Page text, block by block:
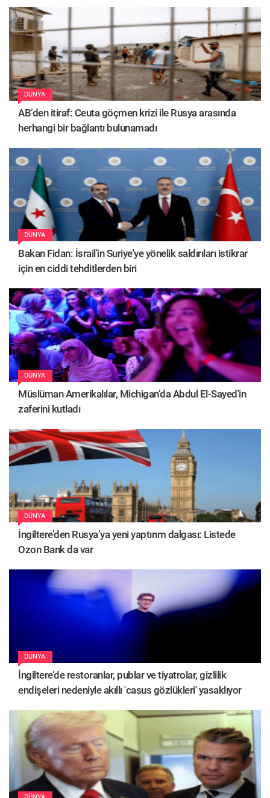
DÜNYA
AB’den itiraf: Ceuta göçmen krizi ile Rusya arasında
herhangi bir bağlantı bulunamadı
DÜNYA
Bakan Fidan: İsrail'in Suriye'ye yönelik saldırıları istikrar
için en ciddi tehditlerden biri
DÜNYA
Müslüman Amerikalılar, Michigan’da Abdul El-Sayed'in
zaferini kutladı
DÜNYA
İngiltere’den Rusya’ya yeni yaptırım dalgası: Listede
Ozon Bank da var
DÜNYA
İngiltere’de restoranlar, publar ve tiyatrolar, gizlilik
endişeleri nedeniyle akıllı 'casus gözlükleri' yasaklıyor